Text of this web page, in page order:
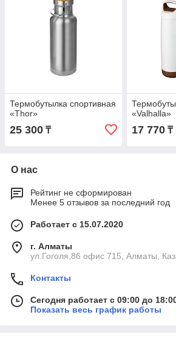
Термобутылка спортивная
«Thor»
25 300 ₸
«Valhalla»
17 770₸
О нас
Рейтинг не сформирован
Менее 5 отзывов за последний год
Работает с 15.07.2020
г. Алматы
ул.Гоголя,86 офис 715, Алматы,
Контакты
Сегодня работает с 09:00 до
Показать весь график работы